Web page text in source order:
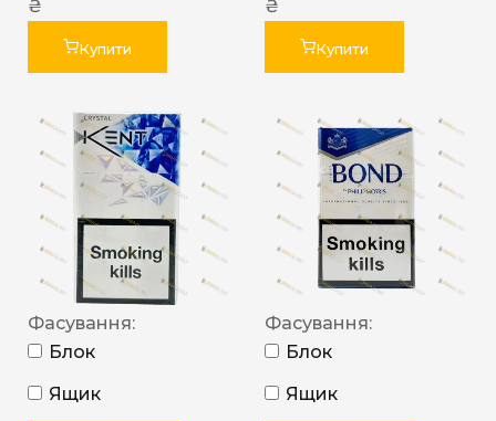
₴
Купити
₴
Купити
Фасування:
Блок
Ящик
Фасування:
Блок
Ящик